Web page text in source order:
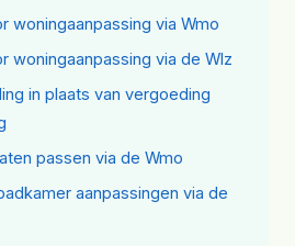
woningaanpassing via Wmo
woningaanpassing via de Wlz
in plaats van vergoeding
passen via de Wmo
aanpassingen via de